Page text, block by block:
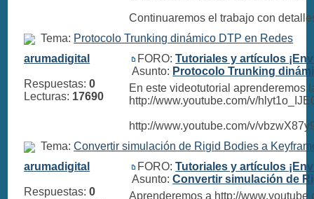
Continuaremos el trabajo con
Tema: Protocolo Trunking dinámico DTP en Redes
arumadigital
Respuestas:0
Lecturas: 17690
FORO:Tutoriales y artículos
Asunto: Protocolo Trunking
En este videotutorial aprenderemos
http://www.youtube.com/v/
http://www.youtube.com/v/
Tema:Convertir simulación de Rigid Bodies a
arumadigital
Respuestas:0
FORO:Tutoriales y artículos
Asunto:Convertir simulación de
Aprenderemos a http://